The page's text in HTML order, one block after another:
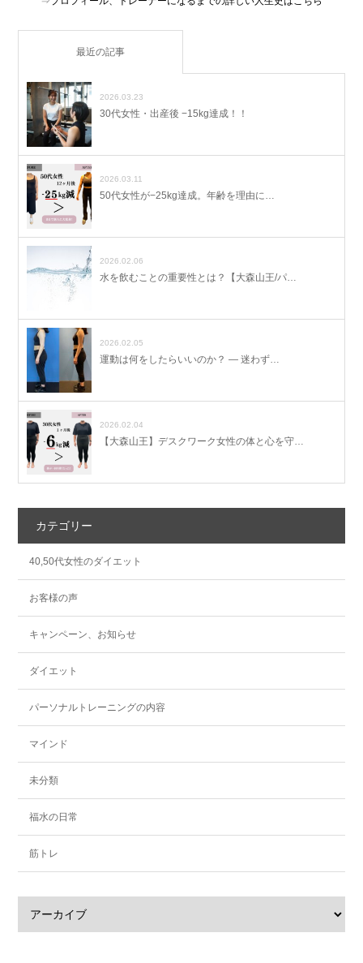
最近の記事
2026.03.23
30代女性・出産後 −15kg達成！！
2026.03.11
50代女性が−25kg達成。年齢を理由に…
2026.02.06
水を飲むことの重要性とは？【大森山王/パ…
2026.02.05
運動は何をしたらいいのか？ ― 迷わず…
2026.02.04
【大森山王】デスクワーク女性の体と心を守…
カテゴリー
40,50代女性のダイエット
お客様の声
キャンペーン、お知らせ
ダイエット
パーソナルトレーニングの内容
マインド
未分類
福水の日常
筋トレ